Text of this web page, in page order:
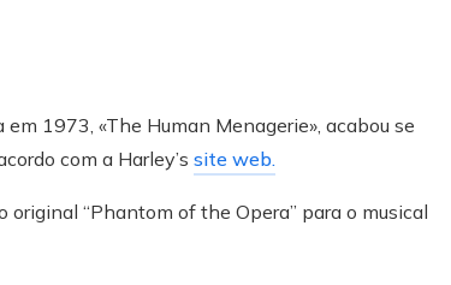
1973, «The Human Menagerie», acabou se
com a Harley’s site web.
“Phantom of the Opera” para o musical